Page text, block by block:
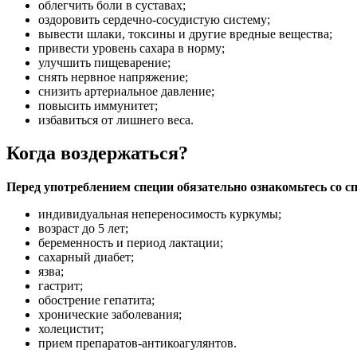
облегчить боли в суставах;
оздоровить сердечно-сосудистую систему;
вывести шлаки, токсины и другие вредные вещества;
привести уровень сахара в норму;
улучшить пищеварение;
снять нервное напряжение;
снизить артериальное давление;
повысить иммунитет;
избавиться от лишнего веса.
Когда воздержаться?
Перед употреблением специи обязательно ознакомьтесь со
индивидуальная непереносимость куркумы;
возраст до 5 лет;
беременность и период лактации;
сахарный диабет;
язва;
гастрит;
обострение гепатита;
хронические заболевания;
холецистит;
прием препаратов-антикоагулянтов.